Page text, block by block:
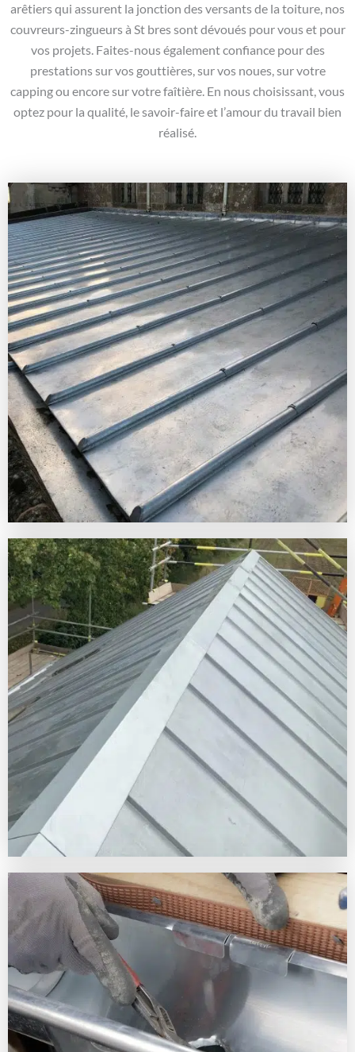
arêtiers qui assurent la jonction des versants de la toiture, nos
couvreurs-zingueurs à St bres sont dévoués pour vous et pour
vos projets. Faites-nous également confiance pour des
prestations sur vos gouttières, sur vos noues, sur votre
capping ou encore sur votre faîtière. En nous choisissant, vous
optez pour la qualité, le savoir-faire et l’amour du travail bien
réalisé.